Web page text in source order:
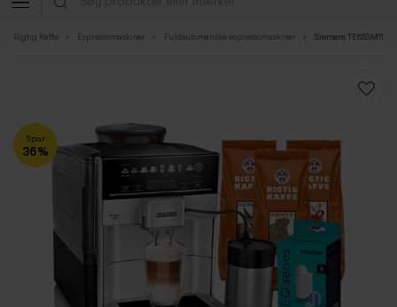
Rigtig Kaffe Espressomaskiner Fuldautomatiske espressomaskiner Siemens
Spar
36%